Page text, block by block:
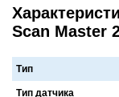
Scan Master
Тип
Тип датчика